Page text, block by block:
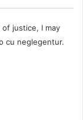
justice, I may
cu neglegentur.